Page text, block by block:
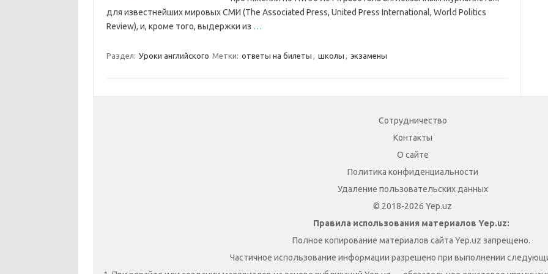
для известнейших мировых СМИ (The Associated Press, United Press International, World Politics
Review), и, кроме того, выдержки из …
Раздел: Уроки английского Метки: ответы на билеты , школы , экзамены
Сотрудничество
Контакты
О сайте
Политика конфиденциальности
Удаление пользовательских данных
© 2018-2026 Yep.uz
Правила использования материалов Yep.uz:
Полное копирование материалов сайта Yep.uz запрещено.
Частичное использование информации разрешено при выполнении